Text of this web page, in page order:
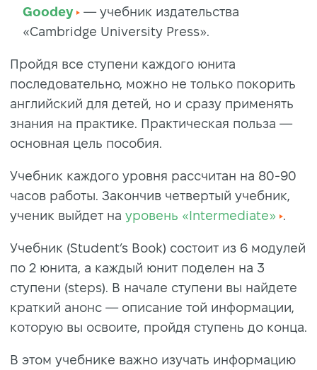
Goodey
— учебник издательства
«Cambridge University Press».
Пройдя все ступени каждого юнита
последовательно, можно не только покорить
английский для детей, но и сразу применять
знания на практике. Практическая польза —
основная цель пособия.
Учебник каждого уровня рассчитан на 80-90
часов работы. Закончив четвертый учебник,
ученик выйдет на уровень «Intermediate» .
Учебник (Student’s Book) состоит из 6 модулей
по 2 юнита, а каждый юнит поделен на 3
ступени (steps). В начале ступени вы найдете
краткий анонс — описание той информации,
которую вы освоите, пройдя ступень до конца.
В этом учебнике важно изучать информацию